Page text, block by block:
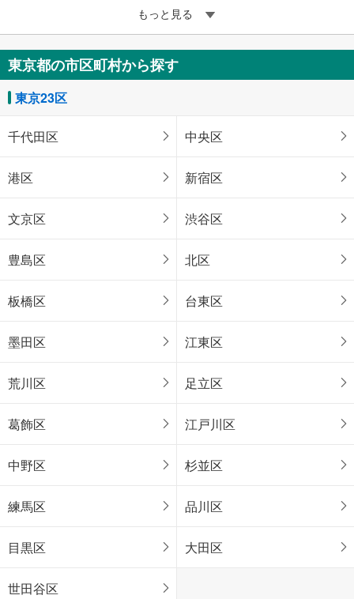
もっと見る
東京都の市区町村から探す
東京23区
千代田区 中央区
港区 新宿区
文京区 渋谷区
豊島区 北区
板橋区 台東区
墨田区 江東区
荒川区 足立区
葛飾区 江戸川区
中野区 杉並区
練馬区 品川区
目黒区 大田区
世田谷区